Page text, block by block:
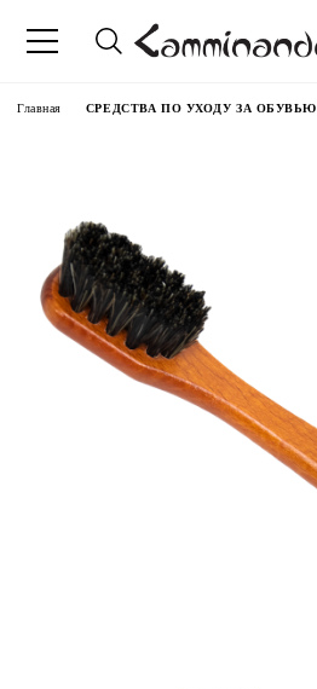
Главная СРЕДСТВА ПО УХОДУ ЗА ОБУВЬЮ